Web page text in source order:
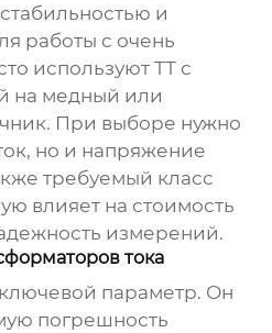
и
работы с очень
используют ТТ с
на медный или
При выборе нужно
но и напряжение
требуемый класс
влияет на стоимость
измерений.
тока
ключевой параметр. Он
погрешность